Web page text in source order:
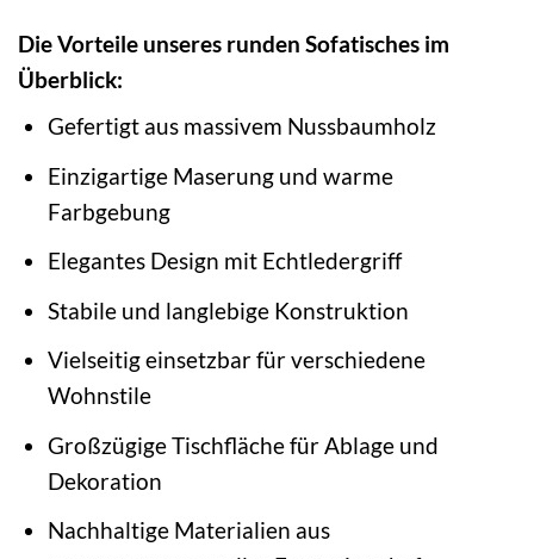
Die Vorteile unseres runden Sofatisches im
Überblick:
Gefertigt aus massivem Nussbaumholz
Einzigartige Maserung und warme
Farbgebung
Elegantes Design mit Echtledergriff
Stabile und langlebige Konstruktion
Vielseitig einsetzbar für verschiedene
Wohnstile
Großzügige Tischfläche für Ablage und
Dekoration
Nachhaltige Materialien aus